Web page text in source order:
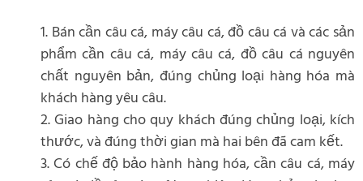
1. Bán cần câu cá, máy câu cá, đồ câu cá và các sản
phẩm cần câu cá, máy câu cá, đồ câu cá nguyên
chất nguyên bản, đúng chủng loại hàng hóa mà
khách hàng yêu câu.
2. Giao hàng cho quy khách đúng chủng loại, kích
thước, và đúng thời gian mà hai bên đã cam kết.
3. Có chế độ bảo hành hàng hóa, cần câu cá, máy